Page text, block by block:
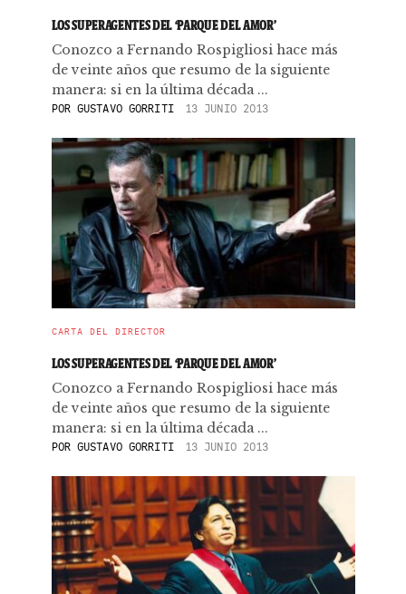
LOS SUPERAGENTES DEL ‘PARQUE DEL AMOR’
Conozco a Fernando Rospigliosi hace más
de veinte años que resumo de la siguiente
manera: si en la última década ...
POR GUSTAVO GORRITI 13 JUNIO 2013
CARTA DEL DIRECTOR
LOS SUPERAGENTES DEL ‘PARQUE DEL AMOR’
Conozco a Fernando Rospigliosi hace más
de veinte años que resumo de la siguiente
manera: si en la última década ...
POR GUSTAVO GORRITI 13 JUNIO 2013